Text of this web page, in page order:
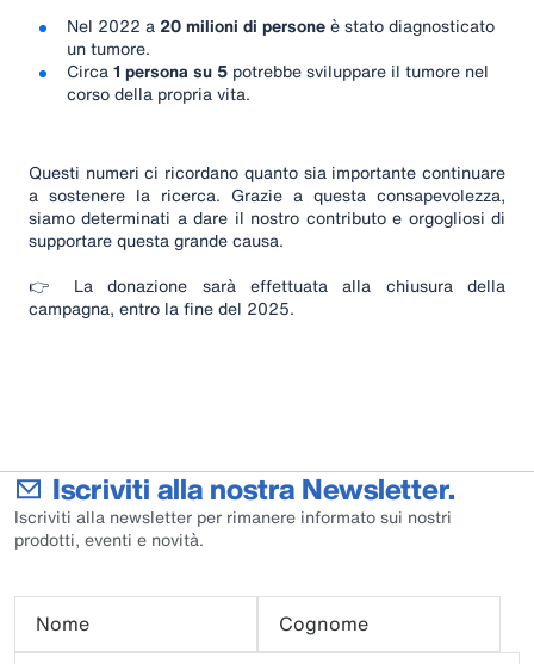
Nel 2022 a 20 milioni di personeè stato diagnosticato
un tumore.
Circa1 persona su 5 potrebbe sviluppare il tumore nel
corso della propria vita.
Questi numeri ci ricordano quanto sia importante continuare
a sostenere la ricerca. Grazie a questa consapevolezza,
siamo determinati a dare il nostro contributo e orgogliosi di
supportare questa grande causa.
👉 La donazione sarà effettuata alla chiusura della
campagna, entro la fine del 2025.
Iscriviti alla nostra Newsletter.
Iscriviti alla newsletter per rimanere informato sui nostri
prodotti, eventi e novità.
Nome
Cognome